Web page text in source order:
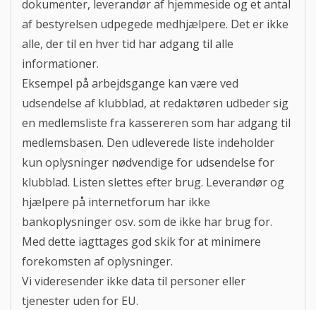
dokumenter, leverandør af hjemmeside og et antal
af bestyrelsen udpegede medhjælpere. Det er ikke
alle, der til en hver tid har adgang til alle
informationer.
Eksempel på arbejdsgange kan være ved
udsendelse af klubblad, at redaktøren udbeder sig
en medlemsliste fra kassereren som har adgang til
medlemsbasen. Den udleverede liste indeholder
kun oplysninger nødvendige for udsendelse for
klubblad. Listen slettes efter brug. Leverandør og
hjælpere på internetforum har ikke
bankoplysninger osv. som de ikke har brug for.
Med dette iagttages god skik for at minimere
forekomsten af oplysninger.
Vi videresender ikke data til personer eller
tjenester uden for EU.